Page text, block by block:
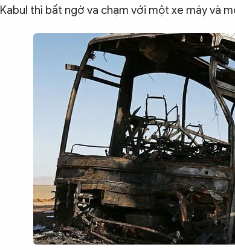
Kabul thì bất ngờ va chạm với một xe máy và